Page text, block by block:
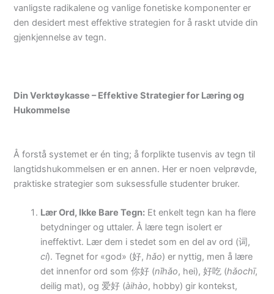
vanligste radikalene og vanlige fonetiske komponenter er
den desidert mest effektive strategien for å raskt utvide din
gjenkjennelse av tegn.
Din Verktøykasse – Effektive Strategier for Læring og
Hukommelse
Å forstå systemet er én ting; å forplikte tusenvis av tegn til
langtidshukommelsen er en annen. Her er noen velprøvde,
praktiske strategier som suksessfulle studenter bruker.
Lær Ord, Ikke Bare Tegn: Et enkelt tegn kan ha flere
betydninger og uttaler. Å lære tegn isolert er
ineffektivt. Lær dem i stedet som en del av ord (词,
cí). Tegnet for «god» (好,hǎo) er nyttig, men å lære
det innenfor ord som 你好 (nǐhǎo, hei), 好吃 (hǎochī,
deilig mat), og 爱好 (àihào, hobby) gir kontekst,